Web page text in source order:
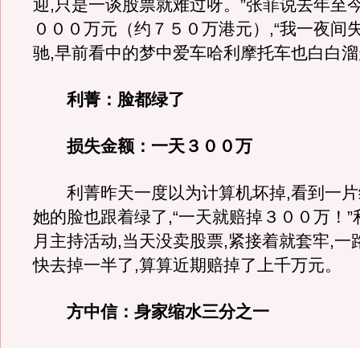
迎,只是一谈股票就难过呀。”张菲说去年至
０００万元（约７５０万港元）,“我一夜间
驰,早前看中的梦中爱车哈利摩托车也白白溜
利菁：脸都绿了
损失金额：一天３００万
利菁昨天一度以为计算机坏掉,看到一片
她的脸也跟着绿了,“一天就赔掉３００万！
月主持活动,当天没卖股票,紧接着就套牢,一
快去掉一半了,算算近期赔掉了上千万元。
方中信：身家缩水三分之一